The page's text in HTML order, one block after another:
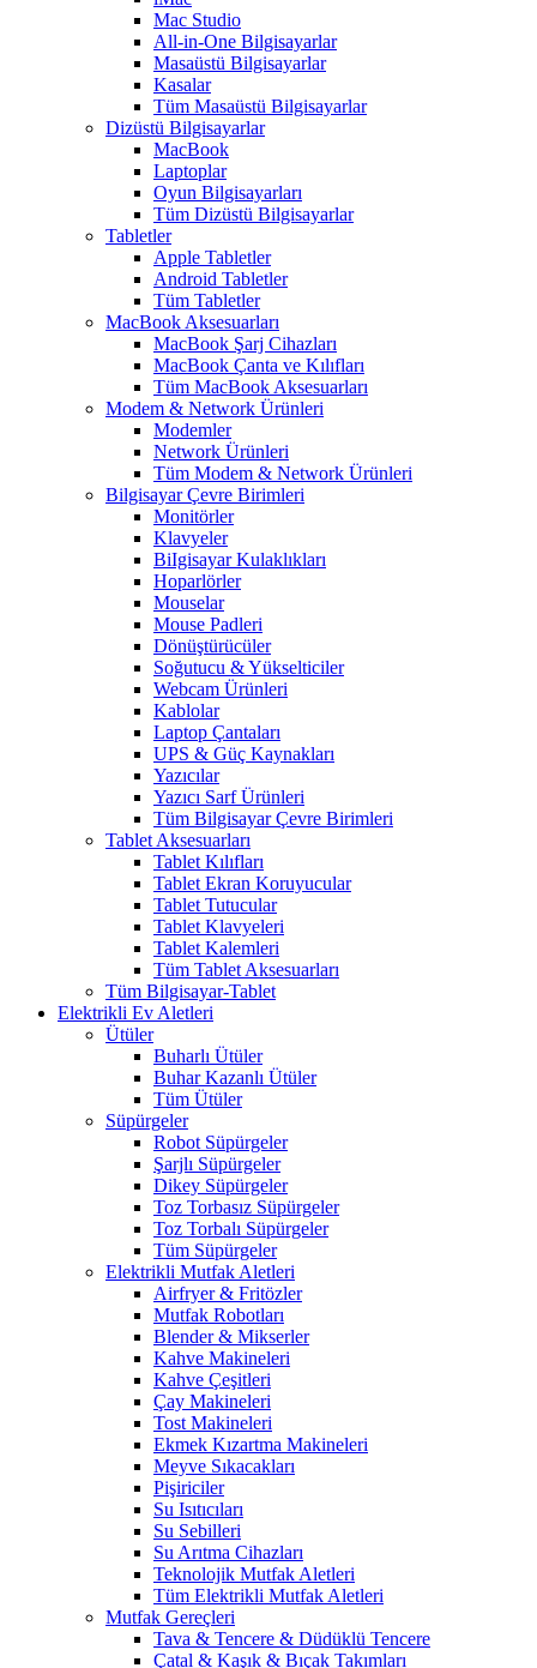
Mac Studio
All-in-One Bilgisayarlar
Masaüstü Bilgisayarlar
Kasalar
Tüm Masaüstü Bilgisayarlar
Dizüstü Bilgisayarlar
MacBook
Laptoplar
Oyun Bilgisayarları
Tüm Dizüstü Bilgisayarlar
Tabletler
Apple Tabletler
Android Tabletler
Tüm Tabletler
MacBook Aksesuarları
MacBook Şarj Cihazları
MacBook Çanta ve Kılıfları
Tüm MacBook Aksesuarları
Modem & Network Ürünleri
Modemler
Network Ürünleri
Tüm Modem & Network Ürünleri
Bilgisayar Çevre Birimleri
Monitörler
Klavyeler
BiIgisayar Kulaklıkları
Hoparlörler
Mouselar
Mouse Padleri
Dönüştürücüler
Soğutucu & Yükselticiler
Webcam Ürünleri
Kablolar
Laptop Çantaları
UPS & Güç Kaynakları
Yazıcılar
Yazıcı Sarf Ürünleri
Tüm Bilgisayar Çevre Birimleri
Tablet Aksesuarları
Tablet Kılıfları
Tablet Ekran Koruyucular
Tablet Tutucular
Tablet Klavyeleri
Tablet Kalemleri
Tüm Tablet Aksesuarları
Tüm Bilgisayar-Tablet
Elektrikli Ev Aletleri
Ütüler
Buharlı Ütüler
Buhar Kazanlı Ütüler
Tüm Ütüler
Süpürgeler
Robot Süpürgeler
Şarjlı Süpürgeler
Dikey Süpürgeler
Toz Torbasız Süpürgeler
Toz Torbalı Süpürgeler
Tüm Süpürgeler
Elektrikli Mutfak Aletleri
Airfryer & Fritözler
Mutfak Robotları
Blender & Mikserler
Kahve Makineleri
Kahve Çeşitleri
Çay Makineleri
Tost Makineleri
Ekmek Kızartma Makineleri
Meyve Sıkacakları
Pişiriciler
Su Isıtıcıları
Su Sebilleri
Su Arıtma Cihazları
Teknolojik Mutfak Aletleri
Tüm Elektrikli Mutfak Aletleri
Mutfak Gereçleri
Tava & Tencere & Düdüklü Tencere
Çatal & Kaşık & Bıçak Takımları